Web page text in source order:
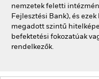
nemzetek feletti
Fejlesztési Bank), és
megadott szintű
befektetési fokozatúak
rendelkezők.